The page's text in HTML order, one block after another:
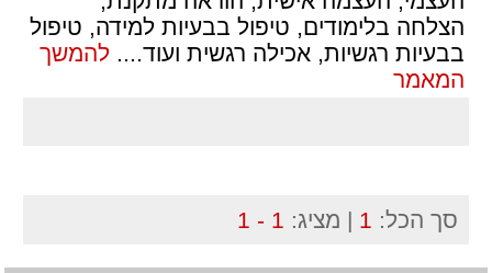
הצלחה בלימודים, טיפול בבעיות למידה, טיפול
בבעיות רגשיות, אכילה רגשית ועוד.... להמשך
המאמר
סך הכל: 1 | מציג: 1 - 1